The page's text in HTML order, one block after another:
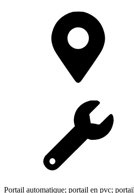
Portail automatique; portail en pvc;